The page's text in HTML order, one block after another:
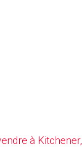
à Kitchener,